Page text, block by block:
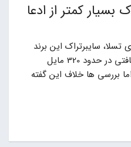
بسیار کمتر از ادعا
تسلا، سایبرتراک این برند
با هر مرتبه شارژ می تواند مسافتی در حدود 320 مایل
اما بررسی ها خلاف این گفته